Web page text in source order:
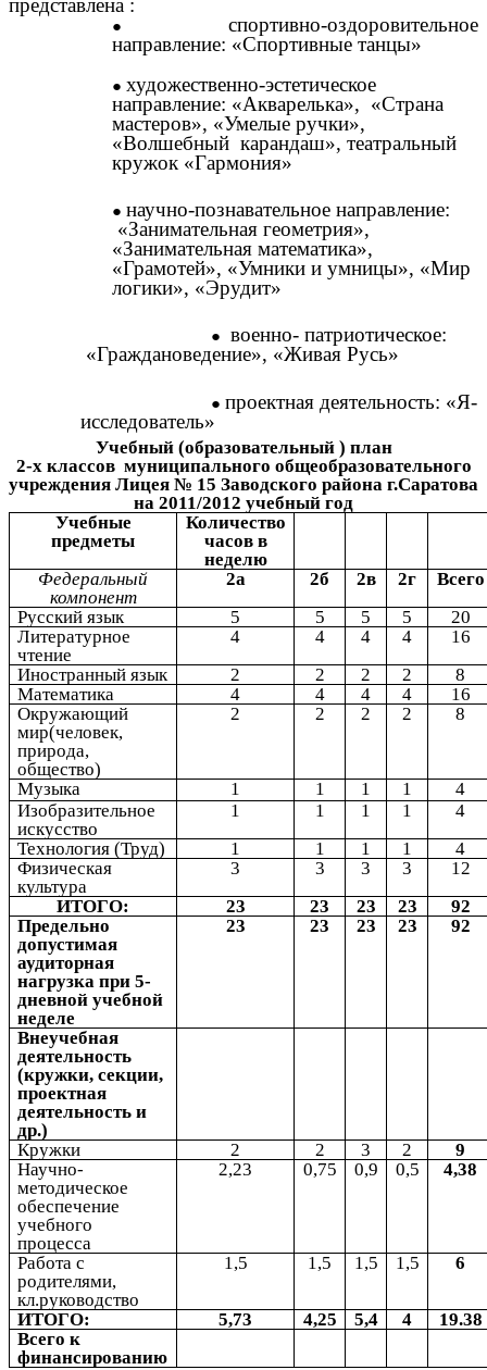
представлена :
спортивно-оздоровительное
направление: «Спортивные танцы»
художественно-эстетическое
направление: «Акварелька», «Страна
мастеров», «Умелые ручки»,
«Волшебный карандаш», театральный
кружок «Гармония»
научно-познавательное направление:
«Занимательная геометрия»,
«Занимательная математика»,
«Грамотей», «Умники и умницы», «Мир
логики», «Эрудит»
военно- патриотическое:
«Граждановедение», «Живая Русь»
проектная деятельность: «Я-
исследователь»
Учебный (образовательный ) план
2-х классов муниципального общеобразовательного
учреждения Лицея № 15 Заводского района г.Саратова
на 2011/2012 учебный год
Учебные
предметы
Количество
часов в
неделю
Федеральный
компонент
2а 2б 2в 2г
Всего
Русский язык
5 5 5 5
20
Литературное
чтение
4 4 4 4
16
Иностранный язык
2 2 2 2
8
Математика
4 4 4 4
16
Окружающий
мир(человек,
природа,
общество)
2 2 2 2 8
Музыка 1 1 1 1
4
Изобразительное
искусство
1 1 1 1
4
Технология (Труд)
1 1 1 1
4
Физическая
культура
3 3 3 3
12
ИТОГО:
23 23 23 23
92
Предельно
допустимая
аудиторная
нагрузка при 5-
дневной учебной
неделе
23 23 23 23 92
Внеучебная
деятельность
(кружки, секции,
проектная
деятельность и
др.)
Кружки
2 2 3 2
9
Научно-
методическое
обеспечение
учебного
процесса
2,23 0,75 0,9 0,5 4,38
Работа с
родителями,
кл.руководство
1,5 1,5 1,5 1,5 6
ИТОГО: 5,73 4,25 5,4 4
19.38
Всего к
финансированию